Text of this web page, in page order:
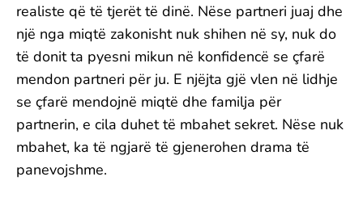
realiste që të tjerët të dinë. Nëse partneri juaj dhe
një nga miqtë zakonisht nuk shihen në sy, nuk do
të donit ta pyesni mikun në konfidencë se çfarë
mendon partneri për ju. E njëjta gjë vlen në lidhje
se çfarë mendojnë miqtë dhe familja për
partnerin, e cila duhet të mbahet sekret. Nëse nuk
mbahet, ka të ngjarë të gjenerohen drama të
panevojshme.